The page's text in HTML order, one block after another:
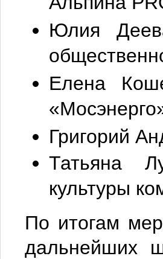
Юлия
Елена
Григорий
Татьяна
культуры
По итогам
дальнейших